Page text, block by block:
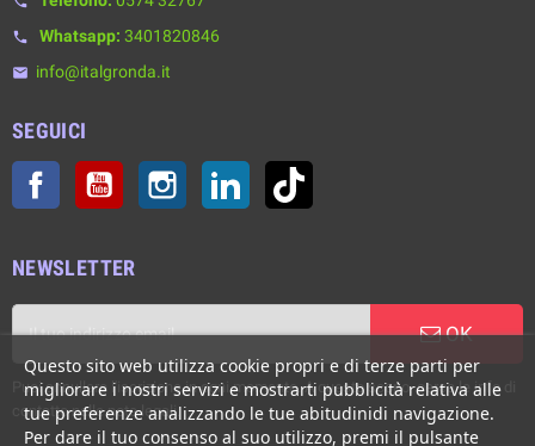
phone Whatsapp: 3401820846
email info@italgronda.it
SEGUICI
Facebook YouTube Instagram LinkedIn
NEWSLETTER
OK
Puoi annullare l'iscrizione in ogni momento. A questo scopo, cerca le info di
contatto nelle note legali.
Questo sito web utilizza cookie propri e di terze parti per
migliorare i nostri servizi e mostrarti pubblicità relativa alle
tue preferenze analizzando le tue abitudinidi navigazione.
Per dare il tuo consenso al suo utilizzo, premi il pulsante